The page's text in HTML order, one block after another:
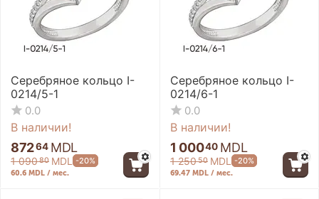
Серебряное кольцо I-
0214/5-1
0.0
В наличии!
87264 MDL
1 09080 MDL -20%
60.6 MDL / мес.
Серебряное кольцо I-
0214/6-1
0.0
В наличии!
1 00040 MDL
1 25050 MDL -20%
69.47 MDL / мес.